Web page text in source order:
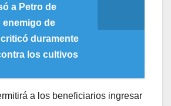
a Petro de
enemigo de
duramente
los cultivos
a los beneficiarios ingresar